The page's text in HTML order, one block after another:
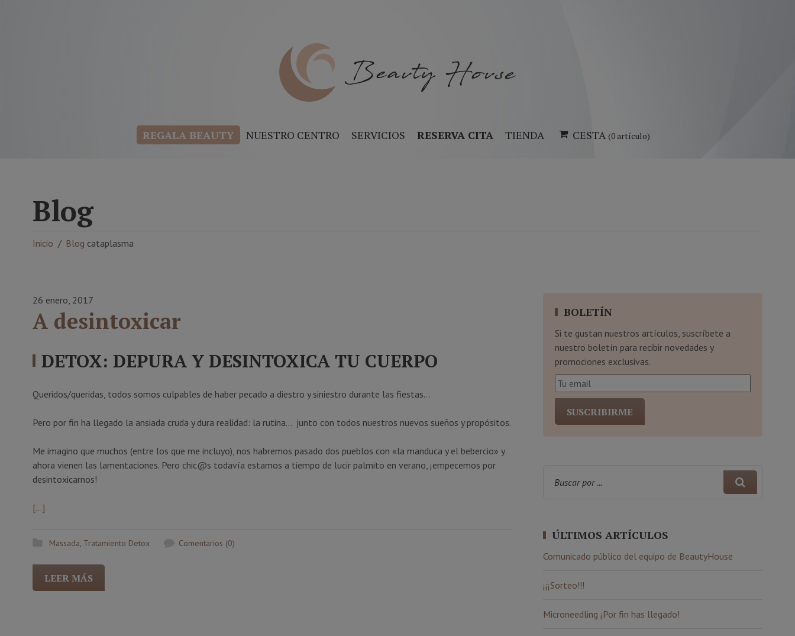
REGALA BEAUTY NUESTRO CENTRO SERVICIOS RESERVA CITA TIENDA CESTA (0 artículo)
Blog
Inicio Blog cataplasma
26 enero, 2017
A desintoxicar
DETOX: DEPURA Y DESINTOXICA TU CUERPO
Queridos/queridas, todos somos culpables de haber pecado a diestro y siniestro durante las fiestas…
Pero por fin ha llegado la ansiada cruda y dura realidad: la rutina… junto con todos nuestros nuevos sueños y propósitos.
Me imagino que muchos (entre los que me incluyo), nos habremos pasado dos pueblos con «la manduca y el bebercio» y
ahora vienen las lamentaciones. Pero chic@s todavía estamos a tiempo de lucir palmito en verano, ¡empecemos por
desintoxicarnos!
[…]
Massada, Tratamiento Detox Comentarios (0)
LEER MÁS
BOLETÍN
Si te gustan nuestros artículos, suscríbete a
nuestro boletín para recibir novedades y
promociones exclusivas.
ÚLTIMOS ARTÍCULOS
Comunicado público del equipo de BeautyHouse
¡¡¡Sorteo!!!
Microneedling ¡Por fin has llegado!